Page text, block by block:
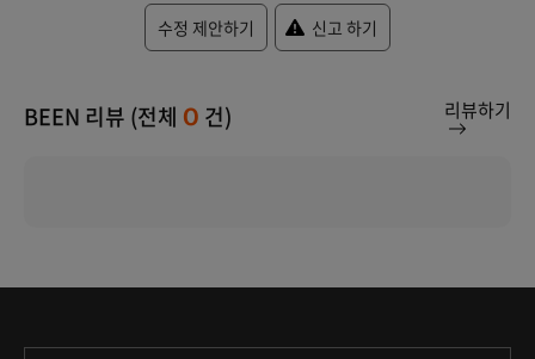
수정 제안하기 신고 하기
BEEN 리뷰 (전체 0 건) 리뷰하기